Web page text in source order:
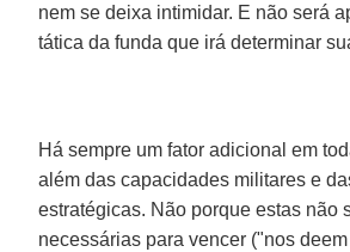
nem se deixa intimidar. E não será
tática da funda que irá determinar
Há sempre um fator adicional em
além das capacidades militares e
estratégicas. Não porque estas não
necessárias para vencer ("nos